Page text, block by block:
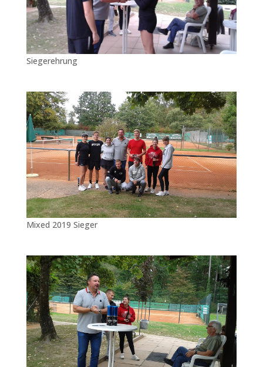
Siegerehrung
Mixed 2019 Sieger